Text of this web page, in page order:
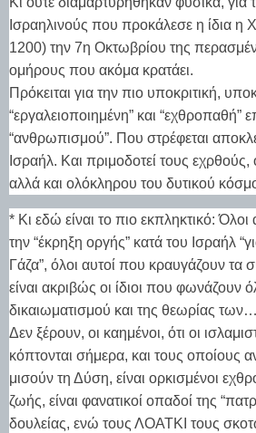
Ισραηλινούς που προκάλεσε η ίδια
1200) την 7η Οκτωβρίου της
ομήρους που ακόμα κρατάει.
Πρόκειται για την πιο υποκριτική,
“εργαλειοποιημένη” και “εχθροπαθή”
“ανθρωπισμού”. Που στρέφεται
Ισραήλ. Και πριμοδοτεί τους
αλλά και ολόκληρου του δυτικού
* Κι εδώ είναι το πιο εκπληκτικό:
την “έκρηξη οργής” κατά του Ισραήλ
Γάζα”, όλοι αυτοί που κραυγάζουν τα
είναι ακριβώς οι ίδιοι που φωνάζουν
δικαιωματισμού και της θεωρίας
Δεν ξέρουν, οι καημένοι, ότι οι
κόπτονται σήμερα, και τους οποίους
μισούν τη Δύση, είναι ορκισμένοι
ζωής, είναι φανατικοί οπαδοί της
δουλείας, ενώ τους ΛΟΑΤΚΙ τους